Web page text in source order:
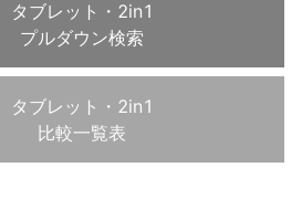
タブレット・2in1
プルダウン検索
タブレット・2in1
比較一覧表